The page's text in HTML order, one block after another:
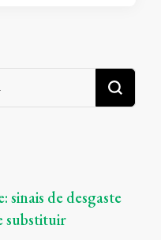
sinais de desgaste
substituir